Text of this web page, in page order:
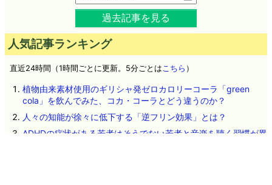
過去記事を見る
人気記事ランキング
直近24時間（1時間ごとに更新。5分ごとはこちら ）
植物由来素材使用のギリシャ発ゼロカロリーコーラ「green
cola」を飲んでみた、コカ・コーラとどう違うのか？
人々の知能が徐々に低下する「逆フリン効果」とは？
ADHDの症状がある若者はそうでない若者と音楽を聴く習慣が異